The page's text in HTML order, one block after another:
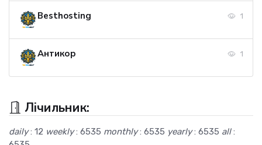
Besthosting 1
Антикор 1
Лічильник:
daily: 12 weekly: 6535 monthly: 6535 yearly: 6535 all: